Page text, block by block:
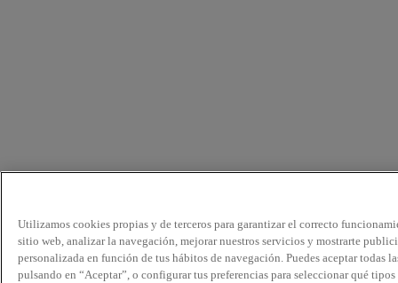
Utilizamos cookies propias y de terceros para garantizar el correcto
sitio web, analizar la navegación, mejorar nuestros servicios y mostrarte
personalizada en función de tus hábitos de navegación. Puedes aceptar todas
pulsando en “Aceptar”, o configurar tus preferencias para seleccionar qué tipos